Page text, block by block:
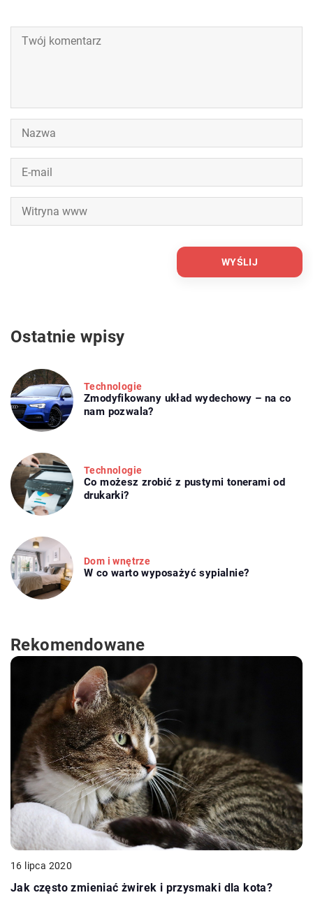
Ostatnie wpisy
Technologie
Zmodyfikowany układ wydechowy – na co
nam pozwala?
Technologie
Co możesz zrobić z pustymi tonerami od
drukarki?
Dom i wnętrze
W co warto wyposażyć sypialnie?
Rekomendowane
16 lipca 2020
Jak często zmieniać żwirek i przysmaki dla kota?